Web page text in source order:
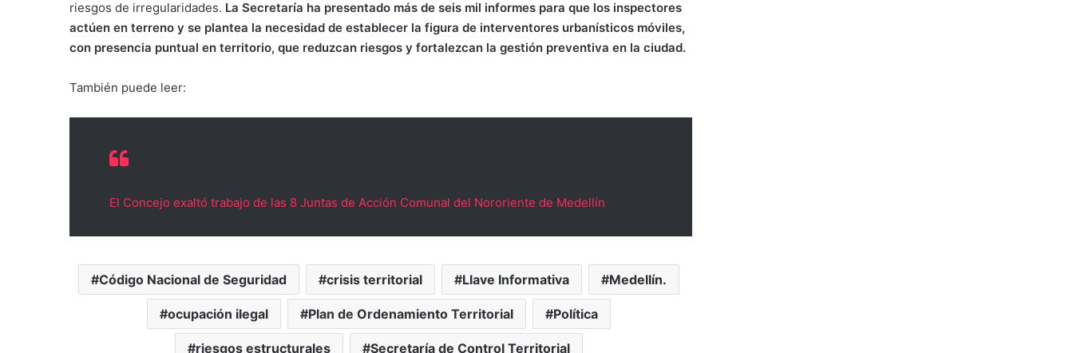
riesgos de irregularidades. La Secretaría ha presentado más de seis mil informes para que los inspectores
actúen en terreno y se plantea la necesidad de establecer la figura de interventores urbanísticos móviles,
con presencia puntual en territorio, que reduzcan riesgos y fortalezcan la gestión preventiva en la ciudad.
También puede leer:
El Concejo exaltó trabajo de las 8 Juntas de Acción Comunal del Nororiente de Medellín
Código Nacional de Seguridad crisis territorial Llave Informativa Medellín.
ocupación ilegal Plan de Ordenamiento Territorial Política
riesgos estructurales Secretaría de Control Territorial